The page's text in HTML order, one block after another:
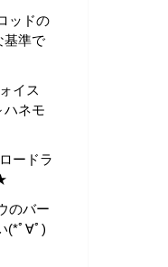
ッドの
基準で
イス
ハネモ
ードラ
のバー
(*ﾟ∀ﾟ)